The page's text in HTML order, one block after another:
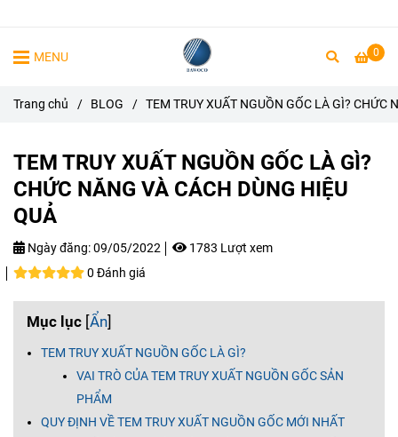
0
MENU
Trang chủ / BLOG / TEM TRUY XUẤT NGUỒN GỐC LÀ GÌ? CHỨC
TEM TRUY XUẤT NGUỒN GỐC LÀ GÌ?
CHỨC NĂNG VÀ CÁCH DÙNG HIỆU
QUẢ
Ngày đăng:09/05/2022
1783 Lượt xem
0 Đánh giá
Mục lục [Ẩn]
TEM TRUY XUẤT NGUỒN GỐC LÀ GÌ?
VAI TRÒ CỦA TEM TRUY XUẤT NGUỒN GỐC SẢN
PHẨM
QUY ĐỊNH VỀ TEM TRUY XUẤT NGUỒN GỐC MỚI NHẤT